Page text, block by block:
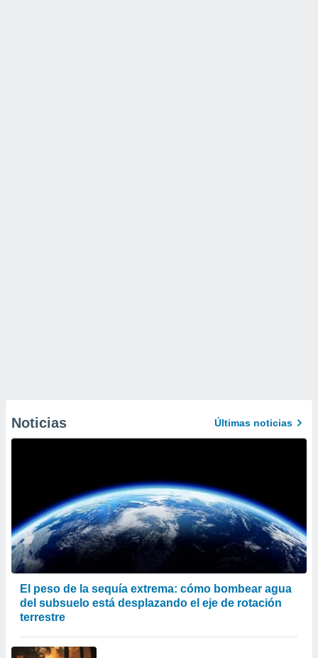
Noticias Últimas noticias
El peso de la sequía extrema: cómo bombear agua
del subsuelo está desplazando el eje de rotación
terrestre